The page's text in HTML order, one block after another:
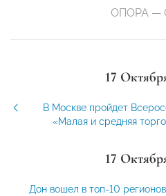
ОПОРА —
17
В Москве пройдет
«Малая и средняя
17
Дон вошел в топ-10